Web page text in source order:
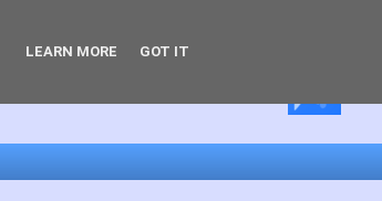
LEARN MORE GOT IT